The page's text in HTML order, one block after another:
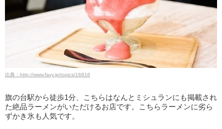
出典：http://www.favy.jp/topics/16816
旗の台駅から徒歩1分、こちらはなんとミシュランにも掲載され
た絶品ラーメンがいただけるお店です。こちらラーメンに劣ら
ずかき氷も人気です。